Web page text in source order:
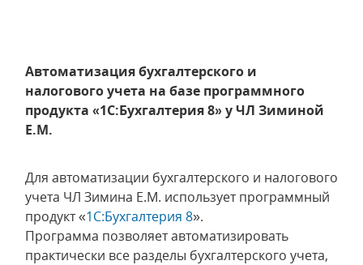
Автоматизация бухгалтерского и
налогового учета на базе программного
продукта «1С:Бухгалтерия 8» у ЧЛ Зиминой
Е.М.
Для автоматизации бухгалтерского и налогового
учета ЧЛ Зимина Е.М. использует программный
продукт «1С:Бухгалтерия 8».
Программа позволяет автоматизировать
практически все разделы бухгалтерского учета,